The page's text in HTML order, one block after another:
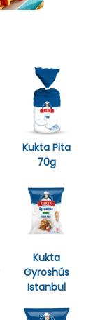
Kukta Pita
70g
Kukta
Gyroshús
Istanbul